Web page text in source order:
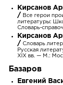
УРОКОВ И
Кирсанов
/ Все герои
литературы:
Словарь-
Кирсанов
/ Словарь
Русская
XIX вв. — М.:
Базаров
Евгений